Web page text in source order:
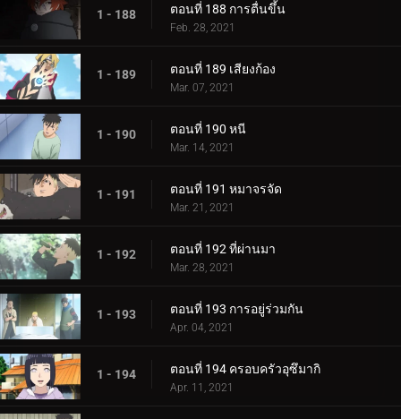
1 - 188 ตอนที่ 188 การตื่นขึ้น
Feb. 28, 2021
1 - 189 ตอนที่ 189 เสียงก้อง
Mar. 07, 2021
1 - 190 ตอนที่ 190 หนี
Mar. 14, 2021
1 - 191 ตอนที่ 191 หมาจรจัด
Mar. 21, 2021
1 - 192 ตอนที่ 192 ที่ผ่านมา
Mar. 28, 2021
1 - 193 ตอนที่ 193 การอยู่ร่วมกัน
Apr. 04, 2021
1 - 194 ตอนที่ 194 ครอบครัวอุซึมากิ
Apr. 11, 2021